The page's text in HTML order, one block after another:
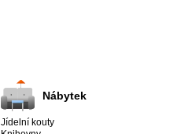
Nábytek
Jídelní kouty